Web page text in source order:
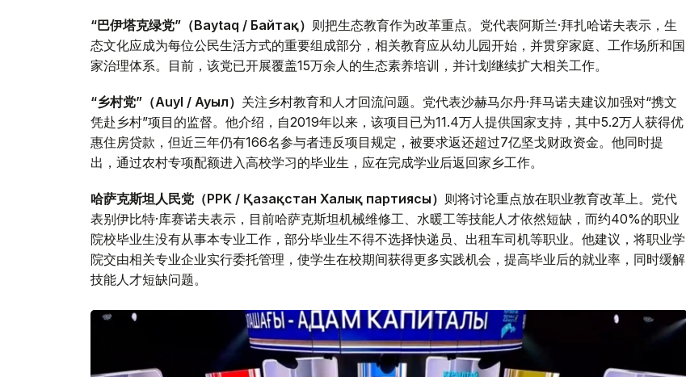
“巴伊塔克绿党”（Baytaq / Байтақ） 则把生态教育作为改革重点。党代表阿斯兰·拜扎哈诺夫表示，生
态文化应成为每位公民生活方式的重要组成部分，相关教育应从幼儿园开始，并贯穿家庭、工作场所和国
家治理体系。目前，该党已开展覆盖15万余人的生态素养培训，并计划继续扩大相关工作。
“乡村党”（Auyl / Ауыл） 关注乡村教育和人才回流问题。党代表沙赫马尔丹·拜马诺夫建议加强对“携文
凭赴乡村”项目的监督。他介绍，自2019年以来，该项目已为11.4万人提供国家支持，其中5.2万人获得优
惠住房贷款，但近三年仍有166名参与者违反项目规定，被要求返还超过7亿坚戈财政资金。他同时提
出，通过农村专项配额进入高校学习的毕业生，应在完成学业后返回家乡工作。
哈萨克斯坦人民党（PPK / Қазақстан Халық партиясы） 则将讨论重点放在职业教育改革上。党代
表别伊比特·库赛诺夫表示，目前哈萨克斯坦机械维修工、水暖工等技能人才依然短缺，而约40%的职业
院校毕业生没有从事本专业工作，部分毕业生不得不选择快递员、出租车司机等职业。他建议，将职业学
院交由相关专业企业实行委托管理，使学生在校期间获得更多实践机会，提高毕业后的就业率，同时缓解
技能人才短缺问题。